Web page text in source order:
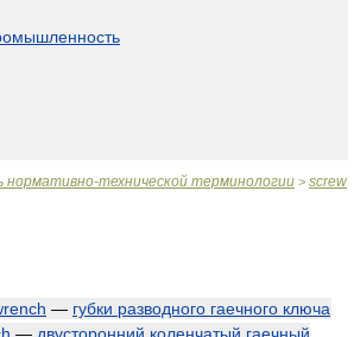
нормативно-технической терминологии > screw
— губки разводного гаечного ключа